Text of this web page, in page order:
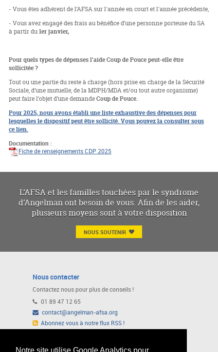
Notre site utilise Google Analytics pour
- Vous êtes adhérent de l’AFSA sur l'année en court et l'année précédente,
- Vous avez engagé des frais au bénéfice d’une personne porteuse du SA
à partir du1erjanvier,
Pour quels types de dépenses l’aide Coup de Pouce peut-elle être
sollicitée ?
Tout ou une partie du reste à charge (hors prise en charge de la Sécurité
Sociale, d’une mutuelle, de la MDPH/MDA et/ou tout autre organisme)
peut faire l’objet d’une demandeCoup de Pouce.
Pour 2025, nous avons établi une liste exhaustive des dépenses pour
lesquelles le dispositif peut être sollicité. Vous pouvez la consulter sous
ce lien.
Documentation :
Fiche de renseignements CDP 2025
L’AFSA et les familles touchées par le syndrome
d’Angelman ont besoin de vous. Afin de les aider,
plusieurs moyens sont à votre disposition
NOUS SOUTENIR
Nous contacter
Contactez nous pour plus de conseils !
01 89 47 12 65
contact@angelman-afsa.org
Abonnez vous à notre flux RSS !